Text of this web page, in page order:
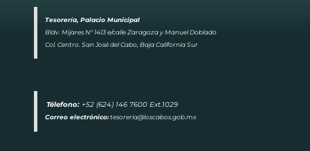
Tesorería, Palacio Municipal
Bldv. Mijares N° 1413 e/calle Zaragoza y Manuel Doblado
Col. Centro. San José del Cabo, Baja California Sur
Télefono: +52 (624) 146 7600 Ext.1029
Correo electrónico:tesoreria@loscabos.gob.mx